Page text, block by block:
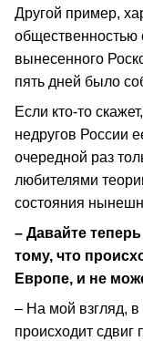
Другой пример,
общественностью
вынесенного
пять дней было
Если кто-то
недругов России
очередной раз
любителями
состояния
– Давайте
тому, что
Европе, и не
– На мой взгляд,
происходит сдвиг